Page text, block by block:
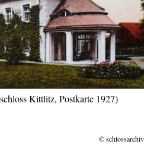
Kittlitz, Postkarte 1927)
©